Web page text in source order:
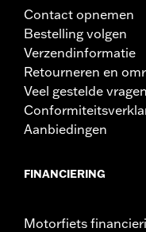
Contact opnemen
Bestelling volgen
Verzendinformatie
Retourneren en
Veel gestelde vragen
Aanbiedingen
FINANCIERING
Motorfiets